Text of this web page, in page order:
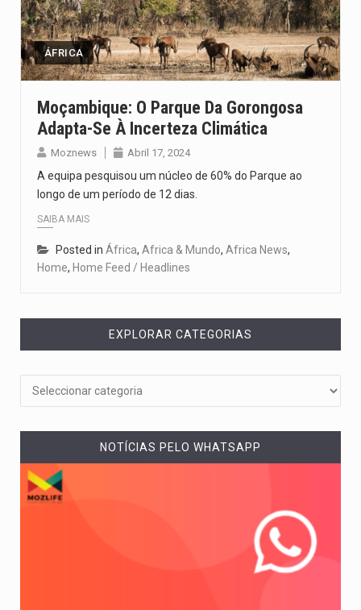
Segundo as autoridades canadianas, mais de 200 incêndios florestais continuam…
De acordo com as autoridades de saúde da Faixa de…
ÁFRICA
Moçambique: O Parque Da Gorongosa
Adapta-Se À Incerteza Climática
Moznews Abril 17, 2024
A equipa pesquisou um núcleo de 60% do Parque ao
longo de um período de 12 dias.
SAIBA MAIS
Posted in África, Africa & Mundo, Africa News,
Home, Home Feed / Headlines
EXPLORAR CATEGORIAS
NOTÍCIAS PELO WHATSAPP